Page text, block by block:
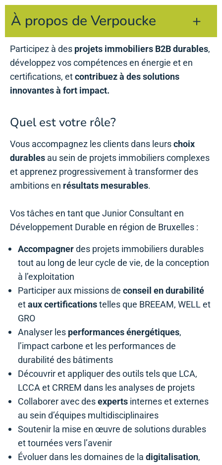
À propos de Verpoucke
Participez à des projets immobiliers B2B durables,
développez vos compétences en énergie et en
certifications, et contribuez à des solutions
innovantes à fort impact.
Quel est votre rôle?
Vous accompagnez les clients dans leurs choix
durables au sein de projets immobiliers complexes
et apprenez progressivement à transformer des
ambitions en résultats mesurables.
Vos tâches en tant que Junior Consultant en
Développement Durable en région de Bruxelles :
Accompagner des projets immobiliers durables
tout au long de leur cycle de vie, de la conception
à l’exploitation
Participer aux missions de conseil en durabilité
et aux certifications telles que BREEAM, WELL et
GRO
Analyser les performances énergétiques,
l’impact carbone et les performances de
durabilité des bâtiments
Découvrir et appliquer des outils tels que LCA,
LCCA et CRREM dans les analyses de projets
Collaborer avec des experts internes et externes
au sein d’équipes multidisciplinaires
Soutenir la mise en œuvre de solutions durables
et tournées vers l’avenir
Évoluer dans les domaines de la digitalisation,